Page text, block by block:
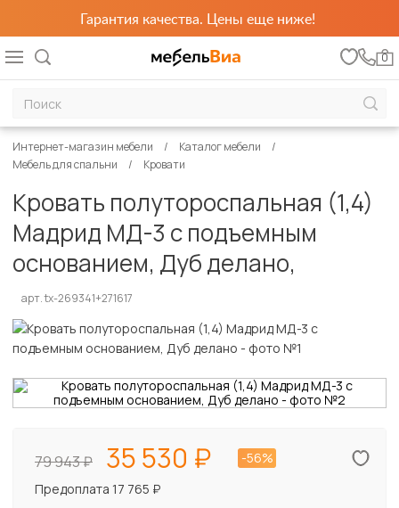
Гарантия качества. Цены еще ниже!
0
Интернет-магазин мебели
Каталог мебели
Мебель для спальни
Кровати
Кровать полутороспальная (1,4)
Мадрид МД-3 с подъемным
основанием, Дуб делано,
арт. tx-269341+271617
79 943 35 530
-56%
Предоплата 17 765 ₽